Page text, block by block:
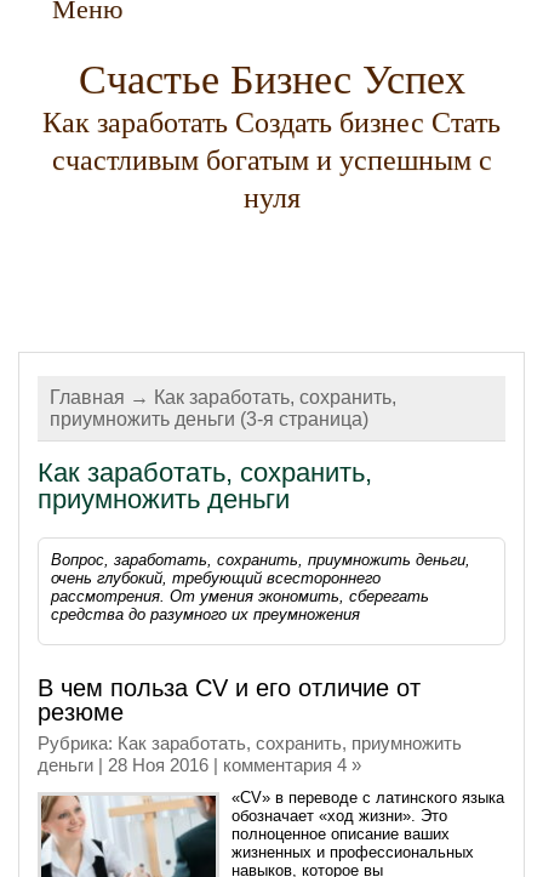
Меню
Счастье Бизнес Успех
Как заработать Создать бизнес Стать
счастливым богатым и успешным с
нуля
Главная → Как заработать, сохранить,
приумножить деньги (3-я страница)
Как заработать, сохранить,
приумножить деньги
Вопрос, заработать, сохранить, приумножить деньги,
очень глубокий, требующий всестороннего
рассмотрения. От умения экономить, сберегать
средства до разумного их преумножения
В чем польза CV и его отличие от
резюме
Рубрика: Как заработать, сохранить, приумножить
деньги | 28 Ноя 2016 | комментария 4 »
«CV» в переводе с латинского языка
обозначает «ход жизни». Это
полноценное описание ваших
жизненных и профессиональных
навыков, которое вы